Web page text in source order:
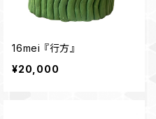
16mei 『行方』
¥20,000